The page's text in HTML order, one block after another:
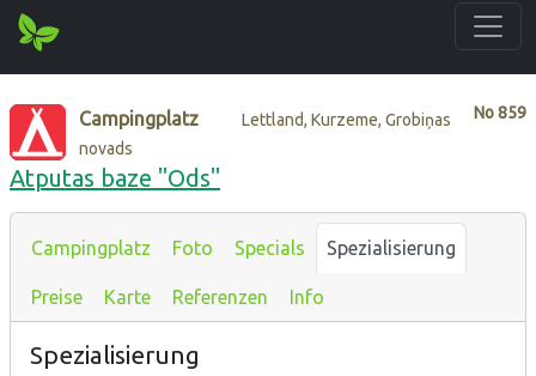
No859
Campingplatz
Lettland, Kurzeme, Grobiņas
novads
Atputas baze "Ods"
Campingplatz Foto Specials Spezialisierung
Preise Karte Referenzen Info
Spezialisierung